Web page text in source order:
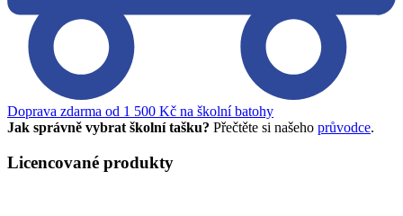
Doprava zdarma od 1 500 Kč na školní batohy
Jak správně vybrat školní tašku? Přečtěte si našeho průvodce.
Licencované produkty